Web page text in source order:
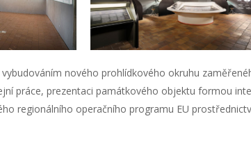
nového prohlídkového okruhu
práce, prezentaci památkového objektu formou
regionálního operačního programu EU